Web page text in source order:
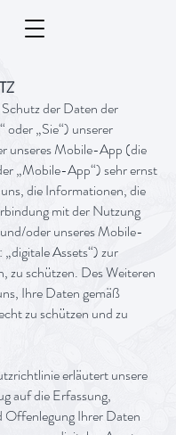
der Daten der
oder „Sie“) unserer
unseres Mobile-App (die
„Mobile-App“) sehr ernst
die Informationen, die
mit der Nutzung
oder unseres Mobile-
Assets“) zur
zu schützen. Des Weiteren
Ihre Daten gemäß
zu schützen und zu
erläutert unsere
auf die Erfassung,
Offenlegung Ihrer Daten